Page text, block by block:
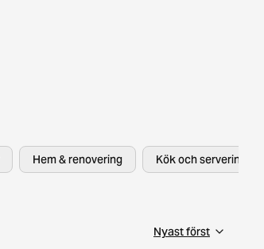
Hem & renovering Kök och servering